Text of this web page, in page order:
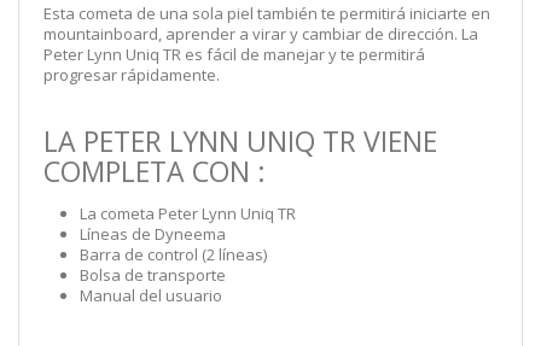
Esta cometa de una sola piel también te permitirá iniciarte en
mountainboard, aprender a virar y cambiar de dirección. La
Peter Lynn Uniq TR es fácil de manejar y te permitirá
progresar rápidamente.
LA PETER LYNN UNIQ TR VIENE
COMPLETA CON :
La cometa Peter Lynn Uniq TR
Líneas de Dyneema
Barra de control (2 líneas)
Bolsa de transporte
Manual del usuario